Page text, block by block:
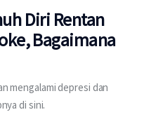
Diri Rentan
Bagaimana
mengalami depresi dan
di sini.